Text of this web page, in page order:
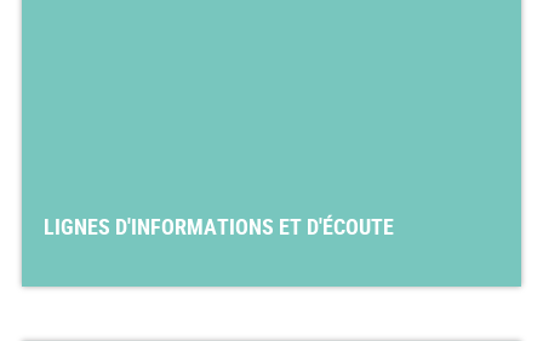
LIGNES D'INFORMATIONS ET D'ÉCOUTE